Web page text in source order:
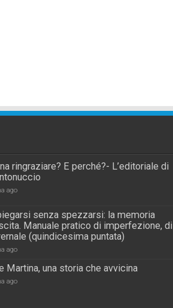
ringraziare? E perché?- L’editoriale di
ago
senza spezzarsi: la memoria
Manuale pratico di imperfezione, di
(quindicesima puntata)
ago
Martina, una storia che avvicina
ago